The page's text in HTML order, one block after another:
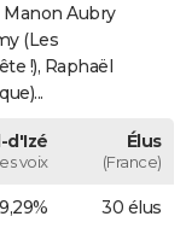
Manon Aubry
(Les
!), Raphaël
d'Izé
voix
Élus
(France)
30 élus